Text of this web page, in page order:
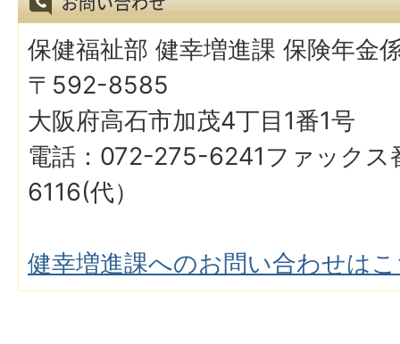
保健福祉部 健幸増進課 保険年金
〒592-8585
大阪府高石市加茂4丁目1番1号
電話：072-275-6241ファック
6116(代）
健幸増進課へのお問い合わせは